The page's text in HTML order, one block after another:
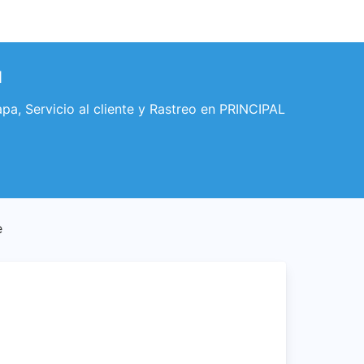
Servicio al cliente y Rastreo en PRINCIPAL